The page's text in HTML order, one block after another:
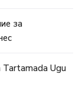
за
Ugu